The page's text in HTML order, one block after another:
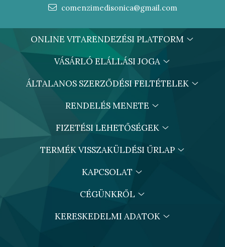
comenzimedisonica@gmail.com
ONLINE VITARENDEZÉSI PLATFORM
VÁSÁRLÓ ELÁLLÁSI JOGA
ÁLTALANOS SZERZŐDÉSI FELTÉTELEK
RENDELÉS MENETE
FIZETÉSI LEHETŐSÉGEK
TERMÉK VISSZAKÜLDÉSI ŰRLAP
KAPCSOLAT
CÉGÜNKRŐL
KERESKEDELMI ADATOK